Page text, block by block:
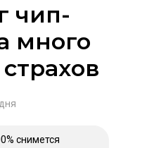
чип-
много
снимется